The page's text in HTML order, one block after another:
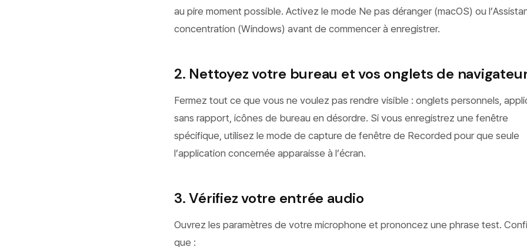
au pire moment possible. Activez le mode Ne pas déranger (macOS) ou
concentration (Windows) avant de commencer à enregistrer.
2. Nettoyez votre bureau et vos onglets de
Fermez tout ce que vous ne voulez pas rendre visible : onglets personnels,
sans rapport, icônes de bureau en désordre. Si vous enregistrez une fenêtre
spécifique, utilisez le mode de capture de fenêtre de Recorded pour que seule
l’application concernée apparaisse à l’écran.
3. Vérifiez votre entrée audio
Ouvrez les paramètres de votre microphone et prononcez une phrase test.
que :